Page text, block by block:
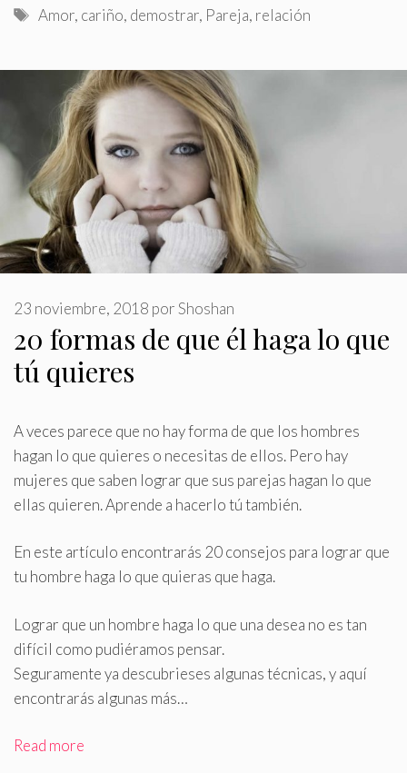
Etiquetas
Amor, cariño, demostrar, Pareja, relación
20 formas de que él haga lo que
tú quieres
23 noviembre, 2018 porShoshan
A veces parece que no hay forma de que los hombres
hagan lo que quieres o necesitas de ellos. Pero hay
mujeres que saben lograr que sus parejas hagan lo que
ellas quieren. Aprende a hacerlo tú también.
En este artículo encontrarás 20 consejos para lograr que
tu hombre haga lo que quieras que haga.
Lograr que un hombre haga lo que una desea no es tan
difícil como pudiéramos pensar.
Seguramente ya descubrieses algunas técnicas, y aquí
encontrarás algunas más…
Read more